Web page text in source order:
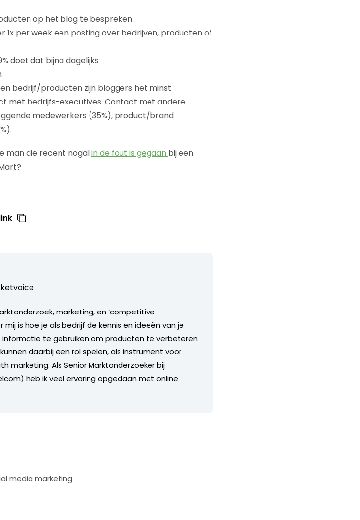
op het blog te bespreken
1x per week een posting over bedrijven, producten of
doet dat bijna dagelijks
bedrijf/producten zijn bloggers het minst
met bedrijfs-executives. Contact met andere
medewerkers (35%), product/brand
man die recent nogalin de fout is gegaan bij een
marketing, en ‘competitive
mij is hoe je als bedrijf de kennis en ideeën van je
informatie te gebruiken om producten te verbeteren
daarbij een rol spelen, als instrument voor
marketing. Als Senior Marktonderzoeker bij
heb ik veel ervaring opgedaan met online
media marketing